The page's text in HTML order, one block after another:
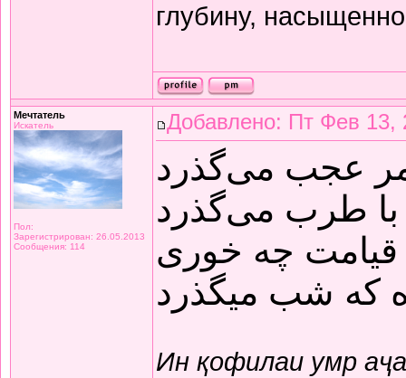
глубину,
Мечтатель
Искатель
Пол:
Зарегистрирован: 26.05.2013
Сообщения: 114
Добавлено: Пт Фев 13,
عجب می‌گذرد
طرب می‌گذرد
چه خوری
که شب میگذرد
Ин қофилаи умр